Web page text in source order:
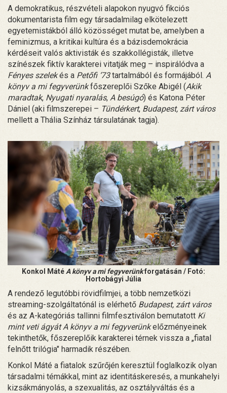
A demokratikus, részvételi alapokon nyugvó fikciós
dokumentarista film egy társadalmilag elkötelezett
egyetemistákból álló közösséget mutat be, amelyben a
feminizmus, a kritikai kultúra és a bázisdemokrácia
kérdéseit valós aktivisták és szakkollégisták, illetve
színészek fiktív karakterei vitatják meg – inspirálódva a
Fényes szelekés a Petőfi ‘73tartalmából és formájából. A
könyv a mi fegyverünkfőszereplői Szőke Abigél (Akik
maradtak, Nyugati nyaralás, A besúgó) és Katona Péter
Dániel (aki filmszerepei – Tündérkert, Budapest, zárt város
mellett a Thália Színház társulatának tagja).
Konkol Máté A könyv a mi fegyverünkforgatásán / Fotó:
Hortobágyi Júlia
A rendező legutóbbi rövidfilmjei, a több nemzetközi
streaming-szolgáltatónál is elérhető Budapest, zárt város
és az A-kategóriás tallinni filmfesztiválon bemutatott Ki
mint veti ágyát A könyv a mi fegyverünkelőzményeinek
tekinthetők, főszereplőik karakterei térnek vissza a „fiatal
felnőtt trilógia" harmadik részében.
Konkol Máté a fiatalok szűrőjén keresztül foglalkozik olyan
társadalmi témákkal, mint az identitáskeresés, a munkahelyi
kizsákmányolás, a szexualitás, az osztályváltás és a